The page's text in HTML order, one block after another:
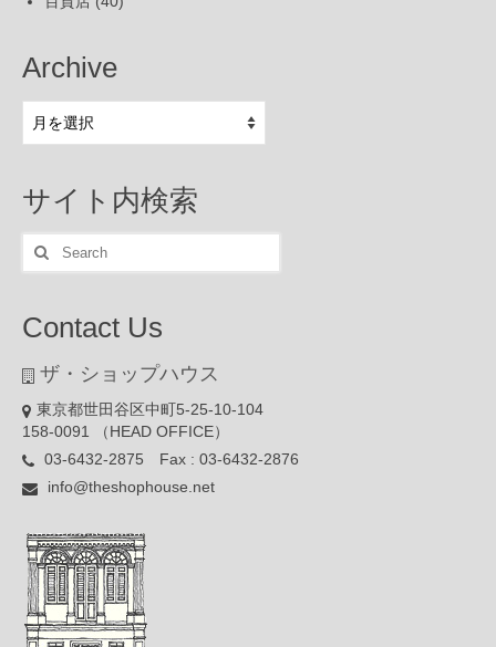
Archive
Archive
サイト内検索
Search
for:
Contact Us
ザ・ショップハウス
東京都世田谷区中町5-25-10-104
158-0091 （HEAD OFFICE）
03-6432-2875 Fax : 03-6432-2876
info@theshophouse.net